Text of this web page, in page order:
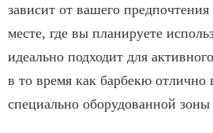
зависит от вашего
месте, где вы планируете
идеально подходит для
в то время как барбекю отлично
специально оборудованной